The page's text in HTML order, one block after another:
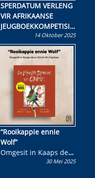
SPERDATUM VERLENG
VIR AFRIKAANSE
JEUGBOEKKOMPETISIE
Skryf ’n jeugboek of
kinderboek en staan ’n
kans om R50 000 te
wen!
14 Oktober 2025
“Rooikappie ennie
Wolf”
Omgesit in Kaaps deur
Olivia M. Coetzee30 Mei 2025